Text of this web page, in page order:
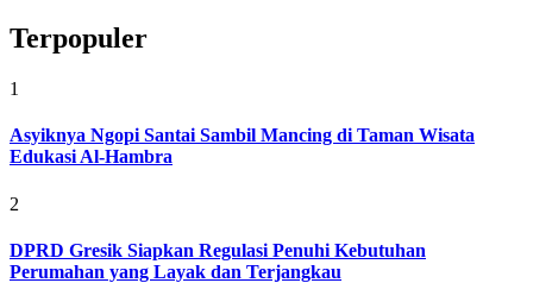
Terpopuler
1
Asyiknya Ngopi Santai Sambil Mancing di Taman Wisata
Edukasi Al-Hambra
2
DPRD Gresik Siapkan Regulasi Penuhi Kebutuhan
Perumahan yang Layak dan Terjangkau